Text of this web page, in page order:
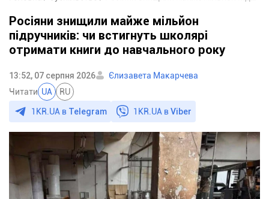
Росіяни знищили майже мільйон
підручників: чи встигнуть школярі
отримати книги до навчального року
13:52, 07 серпня 2026
Єлизавета Макарчева
Читати UA RU
1KR.UA в Telegram 1KR.UA вViber